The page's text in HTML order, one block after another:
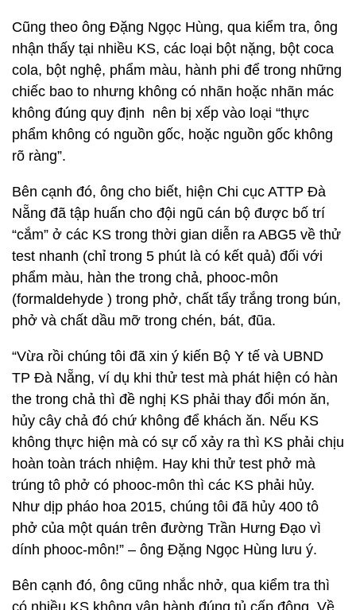
Cũng theo ông Đặng Ngọc Hùng, qua kiểm tra, ông
nhận thấy tại nhiều KS, các loại bột nặng, bột coca
cola, bột nghệ, phẩm màu, hành phi để trong những
chiếc bao to nhưng không có nhãn hoặc nhãn mác
không đúng quy định nên bị xếp vào loại “thực
phẩm không có nguồn gốc, hoặc nguồn gốc không
rõ ràng”.
Bên cạnh đó, ông cho biết, hiện Chi cục ATTP Đà
Nẵng đã tập huấn cho đội ngũ cán bộ được bố trí
“cắm” ở các KS trong thời gian diễn ra ABG5 về thử
test nhanh (chỉ trong 5 phút là có kết quả) đối với
phẩm màu, hàn the trong chả, phooc-môn
(formaldehyde ) trong phở, chất tẩy trắng trong bún,
phở và chất dầu mỡ trong chén, bát, đũa.
“Vừa rồi chúng tôi đã xin ý kiến Bộ Y tế và UBND
TP Đà Nẵng, ví dụ khi thử test mà phát hiện có hàn
the trong chả thì đề nghị KS phải thay đổi món ăn,
hủy cây chả đó chứ không để khách ăn. Nếu KS
không thực hiện mà có sự cố xảy ra thì KS phải chịu
hoàn toàn trách nhiệm. Hay khi thử test phở mà
trúng tô phở có phooc-môn thì các KS phải hủy.
Như dịp pháo hoa 2015, chúng tôi đã hủy 400 tô
phở của một quán trên đường Trần Hưng Đạo vì
dính phooc-môn!” – ông Đặng Ngọc Hùng lưu ý.
Bên cạnh đó, ông cũng nhắc nhở, qua kiểm tra thì
có nhiều KS không vận hành đúng tủ cấp đông. Về